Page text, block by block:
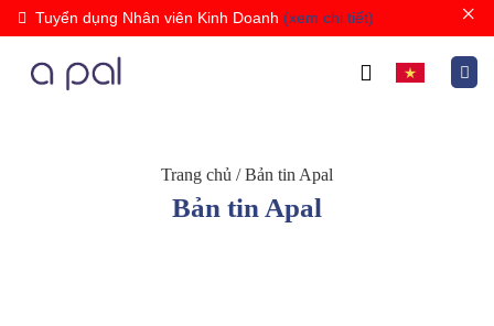
Tuyển dụng Nhân viên Kinh Doanh (xem chi tiết) ×
Trang chủ /Bản tin Apal
Bản tin Apal